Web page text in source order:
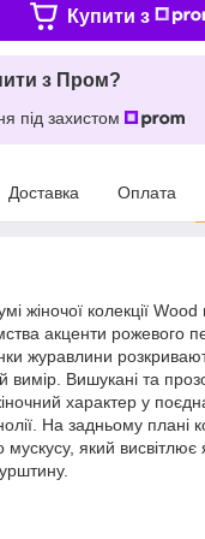
Купити з
з Пром?
під захистом
Доставка Оплата
жіночої колекції Wood
акценти рожевого
журавлини
вимір. Вишукані та
характер у
На задньому плані
який висвітлює